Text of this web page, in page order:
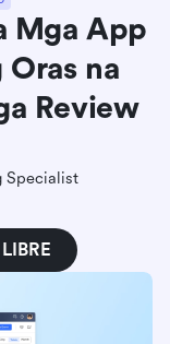
Mga App
Oras na
Review
Specialist